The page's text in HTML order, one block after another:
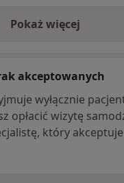
Pokaż więcej
o adresie
akceptowanych
wyłącznie
opłacić wizytę
który